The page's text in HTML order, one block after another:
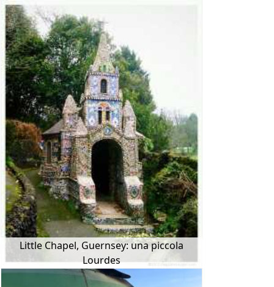
Little Chapel, Guernsey: una piccola
Lourdes